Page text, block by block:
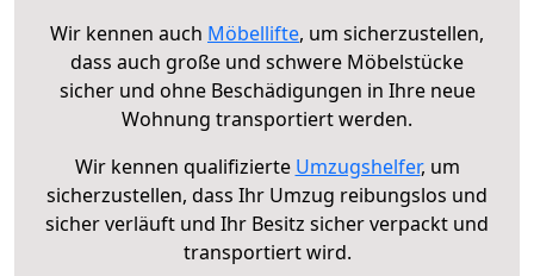
Wir kennen auch Möbellifte, um sicherzustellen,
dass auch große und schwere Möbelstücke
sicher und ohne Beschädigungen in Ihre neue
Wohnung transportiert werden.
Wir kennen qualifizierte Umzugshelfer, um
sicherzustellen, dass Ihr Umzug reibungslos und
sicher verläuft und Ihr Besitz sicher verpackt und
transportiert wird.